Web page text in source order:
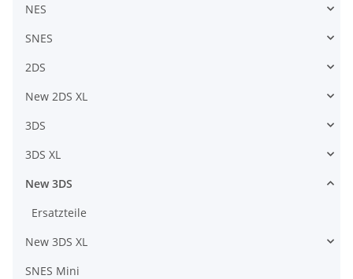
NES
SNES
2DS
New 2DS XL
3DS
3DS XL
New 3DS
Ersatzteile
New 3DS XL
SNES Mini